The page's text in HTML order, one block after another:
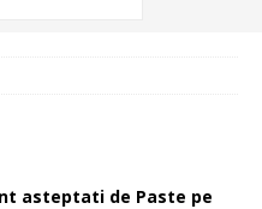
asteptati de Paste pe